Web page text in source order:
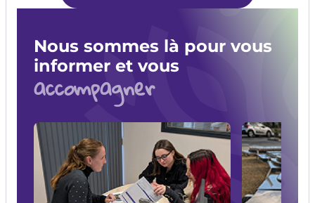
Nous sommes là pour vous
informer et vous
accompagner